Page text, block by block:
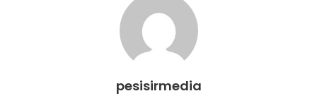
pesisirmedia